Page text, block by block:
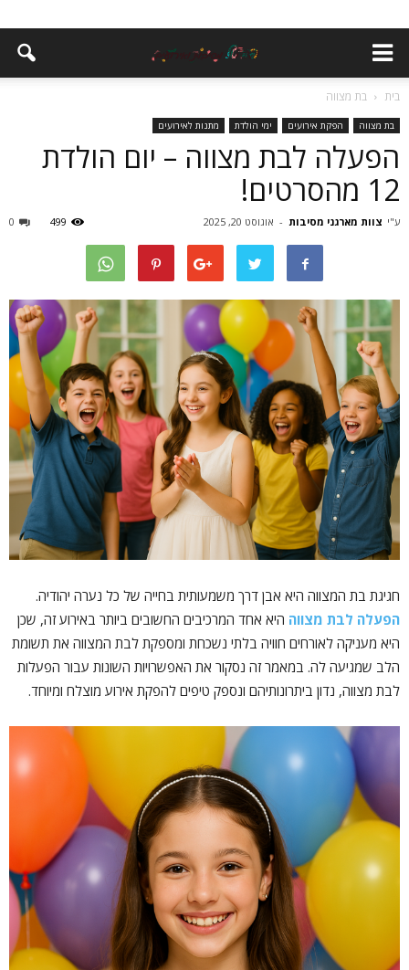
בית בת מצווה
בת מצווה הפקת אירועים ימי הולדת מתנות לאירועים
הפעלה לבת מצווה – יום הולדת
12 מהסרטים!
ע"י צוות מארגני מסיבות - אוגוסט 20, 2025 0 499
חגיגת בת המצווה היא אבן דרך משמעותית בחייה של כל נערה יהודיה.
הפעלה לבת מצווה היא אחד המרכיבים החשובים ביותר באירוע זה, שכן
היא מעניקה לאורחים חוויה בלתי נשכחת ומספקת לבת המצווה את תשומת
הלב שמגיעה לה. במאמר זה נסקור את האפשרויות השונות עבור הפעלות
לבת מצווה, נדון ביתרונותיהם ונספק טיפים להפקת אירוע מוצלח ומיוחד.